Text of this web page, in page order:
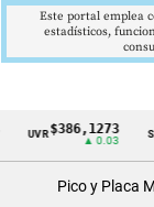
Cintillo
UVR$386,1273
▲ 0.03
Pico y Placa
Este portal emplea
estadísticos,